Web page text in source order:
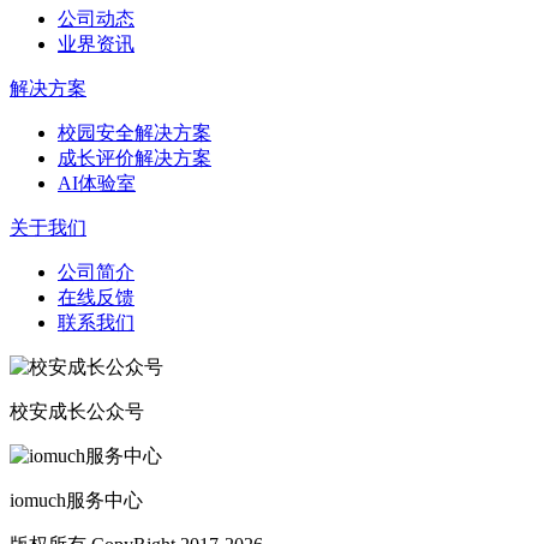
公司动态
业界资讯
解决方案
校园安全解决方案
成长评价解决方案
AI体验室
关于我们
公司简介
在线反馈
联系我们
校安成长公众号
iomuch服务中心